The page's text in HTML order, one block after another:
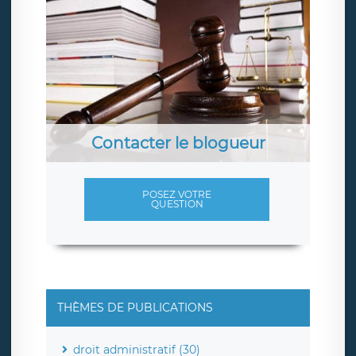
Contacter le blogueur
POSEZ VOTRE
QUESTION
THÈMES DE PUBLICATIONS
droit administratif (30)